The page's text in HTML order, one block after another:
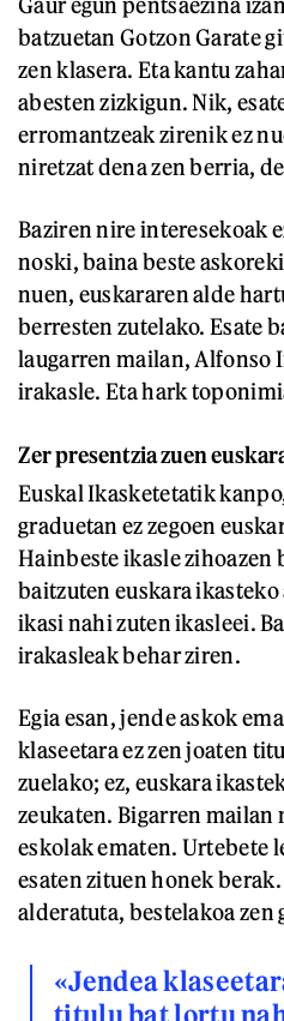
batzuetan Gotzon Garate
zen klasera. Eta kantu
abesten zizkigun. Nik,
erromantzeak zirenik ez
niretzat dena zen berria,
Baziren nire interesekoak
noski, baina beste
nuen, euskararen alde
berresten zutelako. Esate
laugarren mailan, Alfonso
irakasle. Eta hark
Zer presentzia zuen
Euskal Ikasketetatik
graduetan ez zegoen
Hainbeste ikasle zihoazen
baitzuten euskara ikasteko
ikasi nahi zuten ikasleei.
irakasleak behar ziren.
Egia esan, jende askok
klaseetara ez zen joaten
zuelako; ez, euskara
zeukaten. Bigarren mailan
eskolak ematen. Urtebete
esaten zituen honek
alderatuta, bestelakoa zen
«Jendea
titulu bat lortu